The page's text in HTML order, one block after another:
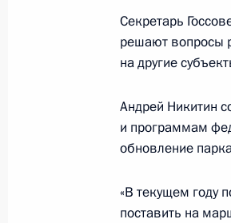
Семинар-
экономики и
Елена
Секретарь
решают вопросы
на другие
Андрей Никитин
и программам
обновление
«В текущем году
поставить на